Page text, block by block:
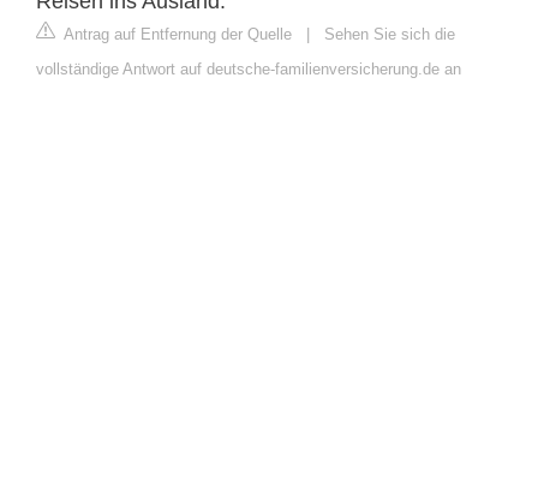
Antrag auf Entfernung der Quelle | Sehen Sie sich die
vollständige Antwort auf deutsche-familienversicherung.de an